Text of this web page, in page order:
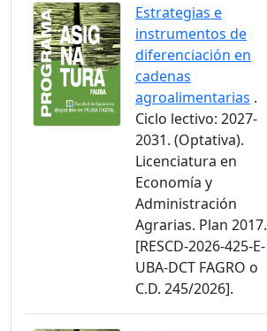
Estrategias e
instrumentos de
diferenciación en
cadenas
agroalimentarias .
Ciclo lectivo: 2027-
2031. (Optativa).
Licenciatura en
Economía y
Administración
Agrarias. Plan 2017.
[RESCD-2026-425-E-
UBA-DCT FAGRO o
C.D. 245/2026].